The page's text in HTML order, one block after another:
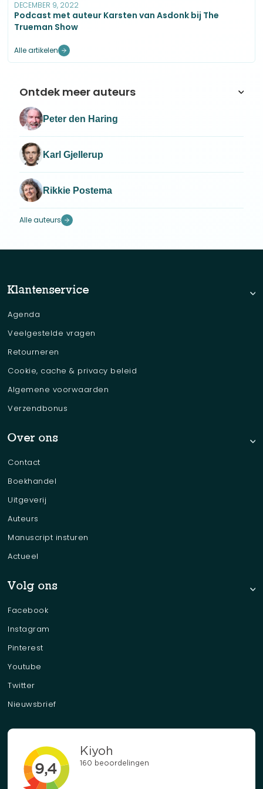
DECEMBER 9, 2022
Podcast met auteur Karsten van Asdonk bij The
Trueman Show
Alle artikelen
Ontdek meer auteurs
Peter den Haring
Karl Gjellerup
Rikkie Postema
Alle auteurs
Klantenservice
Agenda
Veelgestelde vragen
Retourneren
Cookie, cache & privacy beleid
Algemene voorwaarden
Verzendbonus
Over ons
Contact
Boekhandel
Uitgeverij
Auteurs
Manuscript insturen
Actueel
Volg ons
Facebook
Instagram
Pinterest
Youtube
Twitter
Nieuwsbrief